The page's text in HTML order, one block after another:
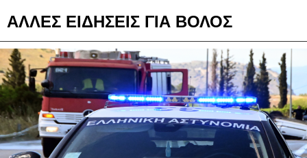
ΑΛΛΕΣ ΕΙΔΗΣΕΙΣ ΓΙΑ ΒΟΛΟΣ